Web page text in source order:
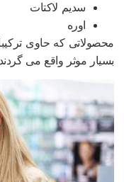
سدیم لاکتات
اوره
که حاوی
موثر واقع می گردند.